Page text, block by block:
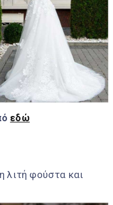
εδώ
λιτή φούστα και